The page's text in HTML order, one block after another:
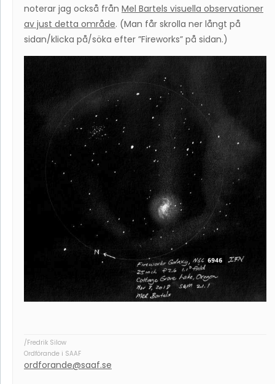
noterar jag också från Mel Bartels visuella observationer
av just detta område. (Man får skrolla ner långt på
sidan/klicka på/söka efter ”Fireworks” på sidan.)
/Fredrik Silow
Ordförande i SAAF
ordforande@saaf.se